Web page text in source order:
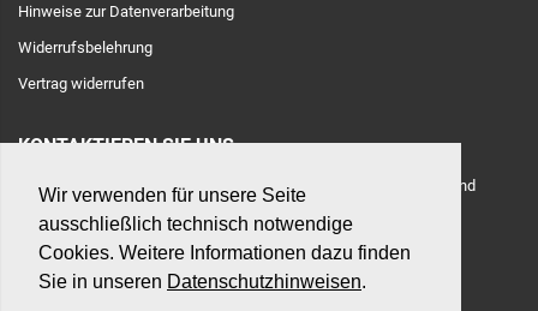
Wir verwenden für unsere Seite
ausschließlich technisch notwendige
Cookies. Weitere Informationen dazu finden
Sie in unseren Datenschutzhinweisen.
Hinweise zur Datenverarbeitung
Widerrufsbelehrung
Vertrag widerrufen
KONTAKTIEREN SIE UNS
Adresse: Toulouser Allee 71, 40476 Düsseldorf, Deutschland
E-Mail: hilfe@betonshop.de